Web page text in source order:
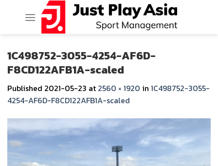
1C498752-3055-4254-AF6D-
F8CD122AFB1A-scaled
Published 2021-05-23 at 2560 × 1920 in 1C498752-3055-
4254-AF6D-F8CD122AFB1A-scaled